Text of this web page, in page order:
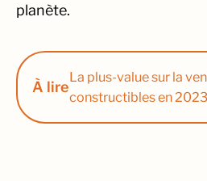
planète.
À lire
La plus-value sur la
constructibles en 2023